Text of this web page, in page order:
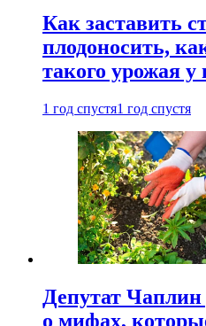
Как заставить
плодоносить,
такого урожая
1 год спустя1 год спустя
Депутат Чаплин
о мифах,